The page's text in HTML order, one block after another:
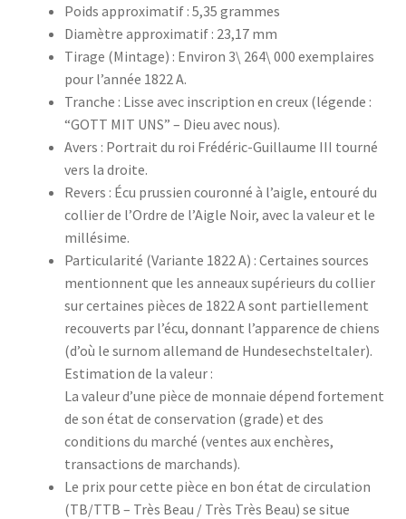
Poids approximatif : 5,35 grammes
Diamètre approximatif : 23,17 mm
Tirage (Mintage) : Environ 3\ 264\ 000 exemplaires
pour l’année 1822 A.
Tranche : Lisse avec inscription en creux (légende :
“GOTT MIT UNS” – Dieu avec nous).
Avers : Portrait du roi Frédéric-Guillaume III tourné
vers la droite.
Revers : Écu prussien couronné à l’aigle, entouré du
collier de l’Ordre de l’Aigle Noir, avec la valeur et le
millésime.
Particularité (Variante 1822 A) : Certaines sources
mentionnent que les anneaux supérieurs du collier
sur certaines pièces de 1822 A sont partiellement
recouverts par l’écu, donnant l’apparence de chiens
(d’où le surnom allemand de Hundesechsteltaler).
Estimation de la valeur :
La valeur d’une pièce de monnaie dépend fortement
de son état de conservation (grade) et des
conditions du marché (ventes aux enchères,
transactions de marchands).
Le prix pour cette pièce en bon état de circulation
(TB/TTB – Très Beau / Très Très Beau) se situe